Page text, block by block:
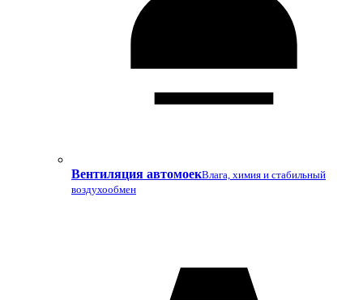
Вентиляция автомоекВлага, химия и стабильный
воздухообмен